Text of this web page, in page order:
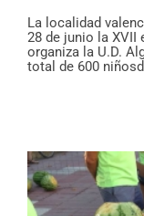
La localidad
28 de junio la XVII
organiza la U.D.
total de 600